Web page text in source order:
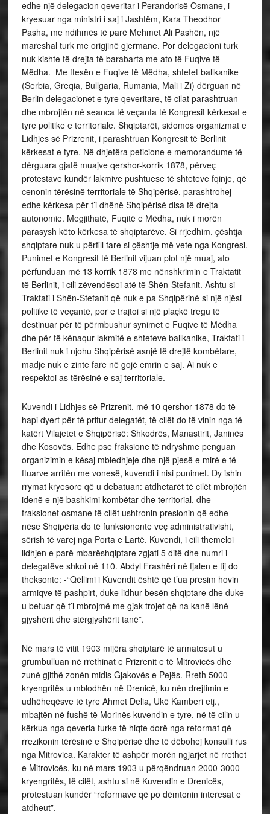
edhe një delegacion qeveritar i Perandorisë Osmane, i
kryesuar nga ministri i saj i Jashtëm, Kara Theodhor
Pasha, me ndihmës të parë Mehmet Ali Pashën, një
mareshal turk me origjinë gjermane. Por delegacioni turk
nuk kishte të drejta të barabarta me ato të Fuqive të
Mëdha. Me ftesën e Fuqive të Mëdha, shtetet ballkanike
(Serbia, Greqia, Bullgaria, Rumania, Mali i Zi) dërguan në
Berlin delegacionet e tyre qeveritare, të cilat parashtruan
dhe mbrojtën në seanca të veçanta të Kongresit kërkesat e
tyre politike e territoriale. Shqiptarët, sidomos organizmat e
Lidhjes së Prizrenit, i parashtruan Kongresit të Berlinit
kërkesat e tyre. Në dhjetëra peticione e memorandume të
dërguara gjatë muajve qershor-korrik 1878, përveç
protestave kundër lakmive pushtuese të shteteve fqinje, që
cenonin tërësinë territoriale të Shqipërisë, parashtrohej
edhe kërkesa për t’i dhënë Shqipërisë disa të drejta
autonomie. Megjithatë, Fuqitë e Mëdha, nuk i morën
parasysh këto kërkesa të shqiptarëve. Si rrjedhim, çështja
shqiptare nuk u përfill fare si çështje më vete nga Kongresi.
Punimet e Kongresit të Berlinit vijuan plot një muaj, ato
përfunduan më 13 korrik 1878 me nënshkrimin e Traktatit
të Berlinit, i cili zëvendësoi atë të Shën-Stefanit. Ashtu si
Traktati i Shën-Stefanit që nuk e pa Shqipërinë si një njësi
politike të veçantë, por e trajtoi si një plaçkë tregu të
destinuar për të përmbushur synimet e Fuqive të Mëdha
dhe për të kënaqur lakmitë e shteteve ballkanike, Traktati i
Berlinit nuk i njohu Shqipërisë asnjë të drejtë kombëtare,
madje nuk e zinte fare në gojë emrin e saj. Ai nuk e
respektoi as tërësinë e saj territoriale.
Kuvendi i Lidhjes së Prizrenit, më 10 qershor 1878 do të
hapi dyert për të pritur delegatët, të cilët do të vinin nga të
katërt Vilajetet e Shqipërisë: Shkodrës, Manastirit, Janinës
dhe Kosovës. Edhe pse fraksione të ndryshme penguan
organizimin e kësaj mbledhjeje dhe një pjesë e mirë e të
ftuarve arritën me vonesë, kuvendi i nisi punimet. Dy ishin
rrymat kryesore që u debatuan: atdhetarët të cilët mbrojtën
idenë e një bashkimi kombëtar dhe territorial, dhe
fraksionet osmane të cilët ushtronin presionin që edhe
nëse Shqipëria do të funksiononte veç administrativisht,
sërish të varej nga Porta e Lartë. Kuvendi, i cili themeloi
lidhjen e parë mbarëshqiptare zgjati 5 ditë dhe numri i
delegatëve shkoi në 110. Abdyl Frashëri në fjalen e tij do
theksonte: -“Qëllimi i Kuvendit është që t’ua presim hovin
armiqve të pashpirt, duke lidhur besën shqiptare dhe duke
u betuar që t’i mbrojmë me gjak trojet që na kanë lënë
gjyshërit dhe stërgjyshërit tanë”.
Në mars të vitit 1903 mijëra shqiptarë të armatosut u
grumbulluan në rrethinat e Prizrenit e të Mitrovicës dhe
zunë gjithë zonën midis Gjakovës e Pejës. Rreth 5000
kryengritës u mblodhën në Drenicë, ku nën drejtimin e
udhëheqësve të tyre Ahmet Delia, Ukë Kamberi etj.,
mbajtën në fushë të Morinës kuvendin e tyre, në të cilin u
kërkua nga qeveria turke të hiqte dorë nga reformat që
rrezikonin tërësinë e Shqipërisë dhe të dëbohej konsulli rus
nga Mitrovica. Karakter të ashpër morën ngjarjet në rrethet
e Mitrovicës, ku në mars 1903 u përqëndruan 2000-3000
kryengritës, të cilët, ashtu si në Kuvendin e Drenicës,
protestuan kundër “reformave që po dëmtonin interesat e
atdheut”.